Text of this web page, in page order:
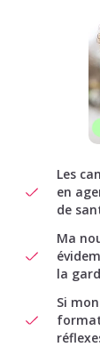
Les
en
de
Ma
la
Si